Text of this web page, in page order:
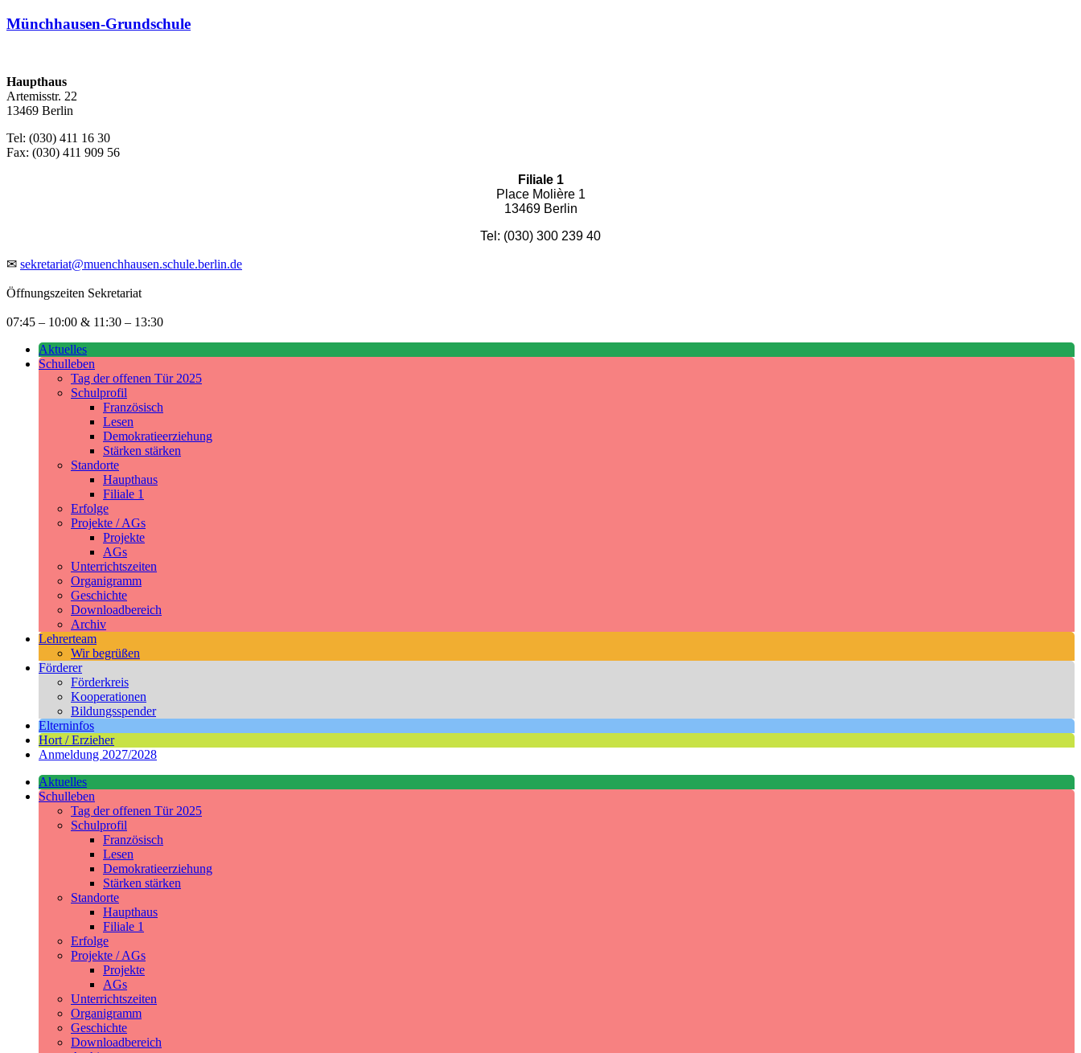
Münchhausen-Grundschule
Haupthaus
Artemisstr. 22
13469 Berlin
Tel: (030) 411 16 30
Fax: (030) 411 909 56
Filiale 1
Place Molière 1
13469 Berlin
Tel: (030) 300 239 40
✉ sekretariat@muenchhausen.schule.berlin.de
Öffnungszeiten Sekretariat
07:45 – 10:00 & 11:30 – 13:30
Aktuelles
Schulleben
Tag der offenen Tür 2025
Schulprofil
Französisch
Lesen
Demokratieerziehung
Stärken stärken
Standorte
Haupthaus
Filiale 1
Erfolge
Projekte / AGs
Projekte
AGs
Unterrichtszeiten
Organigramm
Geschichte
Downloadbereich
Archiv
Lehrerteam
Wir begrüßen
Förderer
Förderkreis
Kooperationen
Bildungsspender
Elterninfos
Hort / Erzieher
Anmeldung 2027/2028
Aktuelles
Schulleben
Tag der offenen Tür 2025
Schulprofil
Französisch
Lesen
Demokratieerziehung
Stärken stärken
Standorte
Haupthaus
Filiale 1
Erfolge
Projekte / AGs
Projekte
AGs
Unterrichtszeiten
Organigramm
Geschichte
Downloadbereich